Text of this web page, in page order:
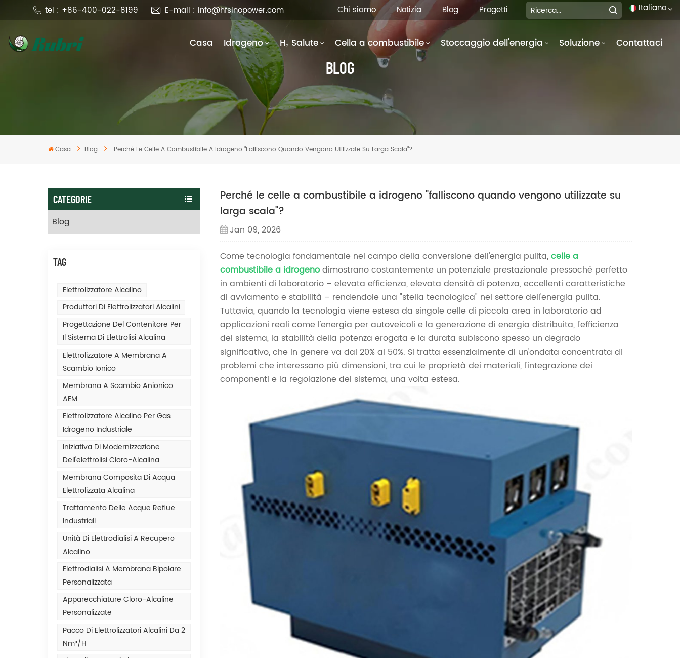
tel : +86-400-022-8199 E-mail : info@hfsinopower.com Italiano
Romania
Melayu
Chi siamo Notizia Blog Progetti
Casa Idrogeno H₂ Salute Cella a combustibile Stoccaggio dell'energia Soluzione Contattaci
BLOG
Casa Blog Perché Le Celle A Combustibile A Idrogeno "falliscono Quando Vengono Utilizzate Su Larga Scala"?
CATEGORIE
Blog
TAG
Elettrolizzatore Alcalino
Produttori Di Elettrolizzatori Alcalini
Progettazione Del Contenitore Per
Il Sistema Di Elettrolisi Alcalina
Elettrolizzatore A Membrana A
Scambio Ionico
Membrana A Scambio Anionico
AEM
Elettrolizzatore Alcalino Per Gas
Idrogeno Industriale
Iniziativa Di Modernizzazione
Dell'elettrolisi Cloro-Alcalina
Membrana Composita Di Acqua
Elettrolizzata Alcalina
Trattamento Delle Acque Reflue
Industriali
Unità Di Elettrodialisi A Recupero
Alcalino
Elettrodialisi A Membrana Bipolare
Personalizzata
Apparecchiature Cloro-Alcaline
Personalizzate
Pacco Di Elettrolizzatori Alcalini Da 2
Nm³/h
Perché le celle a combustibile a idrogeno "falliscono quando vengono utilizzate su
larga scala"?
Jan 09, 2026
Come tecnologia fondamentale nel campo della conversione dell'energia pulita,celle a
combustibile a idrogenodimostrano costantemente un potenziale prestazionale pressoché perfetto
in ambienti di laboratorio – elevata efficienza, elevata densità di potenza, eccellenti caratteristiche
di avviamento e stabilità – rendendole una "stella tecnologica" nel settore dell'energia pulita.
Tuttavia, quando la tecnologia viene estesa da singole celle di piccola area in laboratorio ad
applicazioni reali come l'energia per autoveicoli e la generazione di energia distribuita, l'efficienza
del sistema, la stabilità della potenza erogata e la durata subiscono spesso un degrado
significativo, che in genere va dal 20% al 50%. Si tratta essenzialmente di un'ondata concentrata di
problemi che interessano più dimensioni, tra cui le proprietà dei materiali, l'integrazione dei
componenti e la regolazione del sistema, una volta estesa.